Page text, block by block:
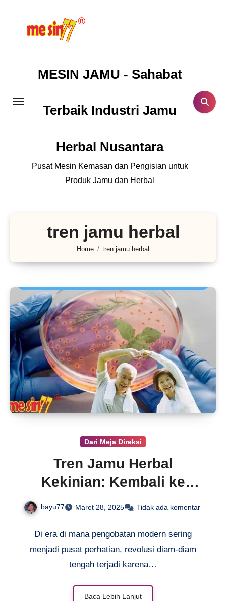
MESIN JAMU - Sahabat
Terbaik Industri Jamu
Herbal Nusantara
Pusat Mesin Kemasan dan Pengisian untuk
Produk Jamu dan Herbal
tren jamu herbal
Home tren jamu herbal
Dari Meja Direksi
Tren Jamu Herbal
Kekinian: Kembali ke
Alam, Gaya Hidup Sehat
bayu77 Maret 28, 2025 Tidak ada komentar
Di era di mana pengobatan modern sering
menjadi pusat perhatian, revolusi diam-diam
tengah terjadi karena…
Baca Lebih Lanjut